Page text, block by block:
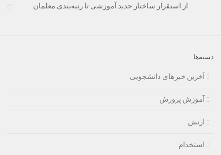
از استقرار ساختار جدید آموزشی تا رتبه‌بندی معلمان
دسته‌ها
آخرین خبرهای دانشجویی
آموزش پرورش
ارتش
استخدام